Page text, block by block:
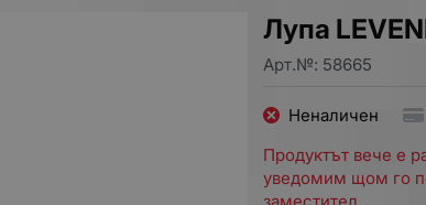
Лупа
Арт.№: 58665
Неналичен
Продуктът вече е
уведомим щом го
заместител.